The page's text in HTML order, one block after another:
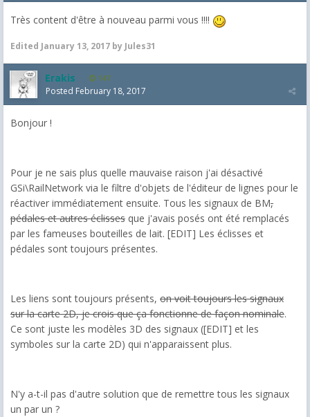
Très content d'être à nouveau parmi vous !!!!
Edited January 13, 2017 by Jules31
Erakis 147
Posted February 18, 2017
Bonjour !
Pour je ne sais plus quelle mauvaise raison j'ai désactivé
GSi\RailNetwork via le filtre d'objets de l'éditeur de lignes pour le
réactiver immédiatement ensuite. Tous les signaux de BM,
pédales et autres éclisses que j'avais posés ont été remplacés
par les fameuses bouteilles de lait. [EDIT] Les éclisses et
pédales sont toujours présentes.
Les liens sont toujours présents, on voit toujours les signaux
sur la carte 2D, je crois que ça fonctionne de façon nominale.
Ce sont juste les modèles 3D des signaux ([EDIT] et les
symboles sur la carte 2D) qui n'apparaissent plus.
N'y a-t-il pas d'autre solution que de remettre tous les signaux
un par un ?